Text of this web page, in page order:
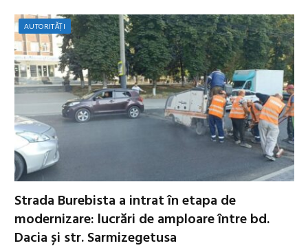
AUTORITĂȚI
Strada Burebista a intrat în etapa de
modernizare: lucrări de amploare între bd.
Dacia și str. Sarmizegetusa